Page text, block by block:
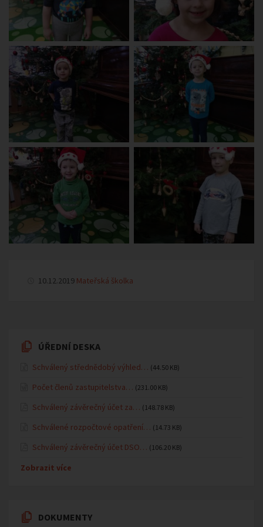
10.12.2019 Mateřská školka
ÚŘEDNÍ DESKA
Schválený střednědobý výhled… (44.50 KB)
Počet členů zastupitelstva… (231.00 KB)
Schválený závěrečný účet za… (148.78 KB)
Schválené rozpočtové opatření… (14.73 KB)
Schválený závěrečný účet DSO… (106.20 KB)
Zobrazit více
DOKUMENTY